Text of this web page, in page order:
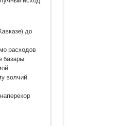
до
расходов
базары
волчий